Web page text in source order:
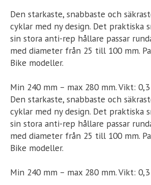
Den starkaste, snabbaste och
cyklar med ny design. Det praktiska
sin stora anti-rep hållare passar
med diameter från 25 till 100 mm.
Bike modeller.
Min 240 mm – max 280 mm. Vikt: 0,3
Den starkaste, snabbaste och
cyklar med ny design. Det praktiska
sin stora anti-rep hållare passar
med diameter från 25 till 100 mm.
Bike modeller.
Min 240 mm – max 280 mm. Vikt: 0,3